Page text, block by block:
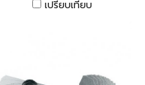
เปรียบเทียบ